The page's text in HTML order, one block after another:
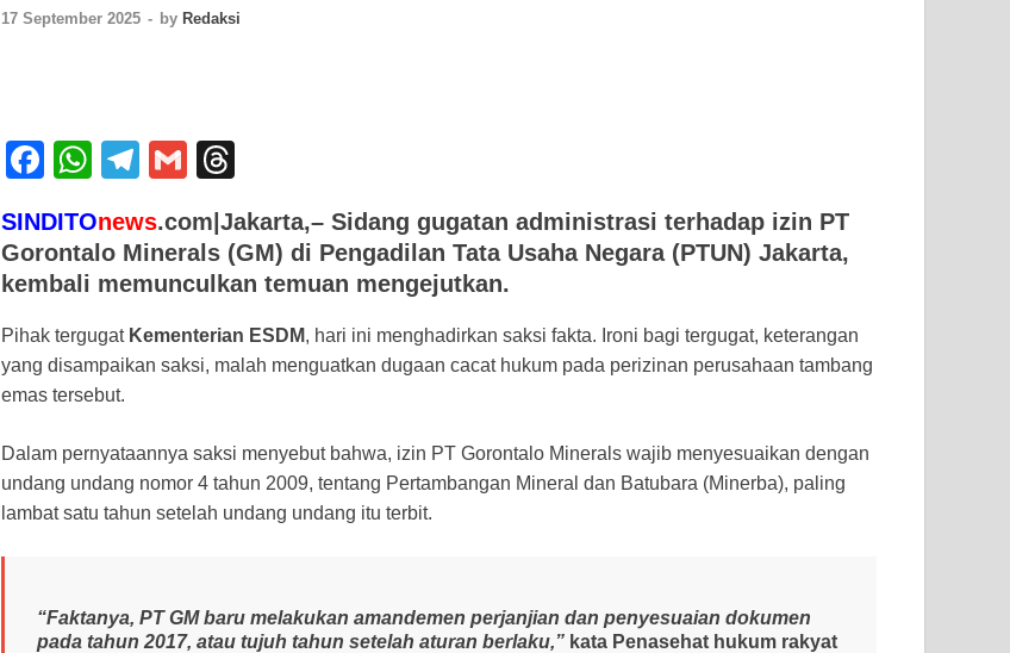
17 September 2025 - by Redaksi
F
c
e
o
o
W
at
s
p
p
T
e
gr
m
G
ail e
a
s
SINDITOnews.com|Jakarta,– Sidang gugatan administrasi terhadap izin PT
Gorontalo Minerals (GM) di Pengadilan Tata Usaha Negara (PTUN) Jakarta,
kembali memunculkan temuan mengejutkan.
Pihak tergugat Kementerian ESDM, hari ini menghadirkan saksi fakta. Ironi bagi tergugat, keterangan
yang disampaikan saksi, malah menguatkan dugaan cacat hukum pada perizinan perusahaan tambang
emas tersebut.
Dalam pernyataannya saksi menyebut bahwa, izin PT Gorontalo Minerals wajib menyesuaikan dengan
undang undang nomor 4 tahun 2009, tentang Pertambangan Mineral dan Batubara (Minerba), paling
lambat satu tahun setelah undang undang itu terbit.
“Faktanya, PT GM baru melakukan amandemen perjanjian dan penyesuaian dokumen
pada tahun 2017, atau tujuh tahun setelah aturan berlaku,” kata Penasehat hukum rakyat